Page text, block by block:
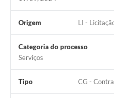
Origem LI -
Categoria do processo
Serviços
Tipo CG -